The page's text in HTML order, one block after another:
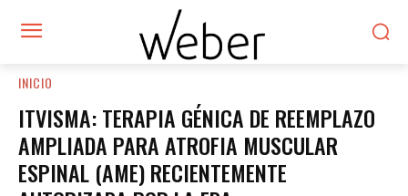
INICIO
ITVISMA: TERAPIA GÉNICA DE REEMPLAZO
AMPLIADA PARA ATROFIA MUSCULAR
ESPINAL (AME) RECIENTEMENTE